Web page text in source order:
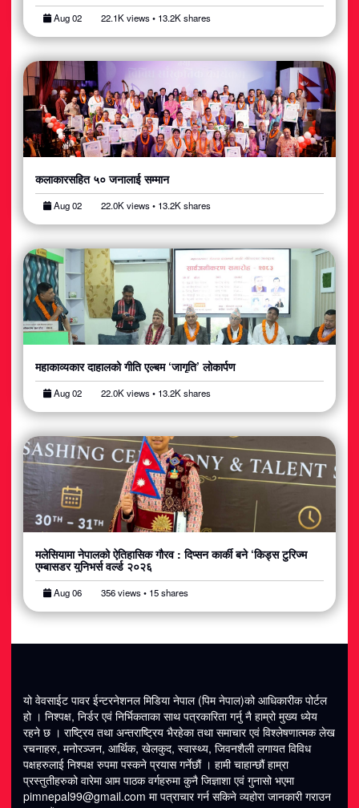
Aug 02 22.1K views • 13.2K shares
कलाकारसहित ५० जनालाई सम्मान
Aug 02 22.0K views • 13.2K shares
महाकाव्यकार दाहालको गीति एल्बम ‘जागृति’ लोकार्पण
Aug 02 22.0K views • 13.2K shares
मलेसियामा नेपालको ऐतिहासिक गौरव : दिप्सन कार्की बने ‘किड्स टुरिज्म
एम्बासडर युनिभर्स वर्ल्ड २०२६
Aug 06 356 views • 15 shares
यो वेवसाईट पावर ईन्टरनेशनल मिडिया नेपाल (पिम नेपाल)को आधिकारीक पोर्टल
हो । निश्पक्ष, निर्डर एवं निर्भिकताका साथ पत्रकारिता गर्नु नै हाम्रो मुख्य ध्येय
रहने छ । राष्ट्रिय तथा अन्तराष्ट्रिय भैरहेका तथा समाचार एवं विश्लेषणात्मक लेख
रचनाहरु, मनोरञ्जन, आर्थिक, खेलकुद, स्वास्थ्य, जिवनशैली लगायत विविध
पक्षहरुलाई निश्पक्ष रुपमा पस्कने प्रयास गर्नेछौं । हामी चाहान्छौं हाम्रा
प्रस्तुतीहरुको वारेमा आम पाठक वर्गहरुमा कुनै जिज्ञाशा एवं गुनासो भएमा
pimnepal99@gmail.com मा पत्राचार गर्न सकिने व्यहोरा जानकारी गराउन